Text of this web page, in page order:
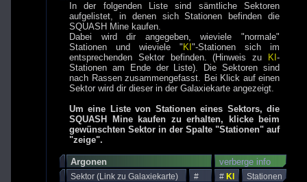
In der folgenden Liste sind sämtliche Sektoren
aufgelistet, in denen sich Stationen befinden die
SQUASH Mine kaufen.
Dabei wird dir angegeben, wieviele "normale"
Stationen und wieviele " KI "-Stationen sich im
entsprechenden Sektor befinden. (Hinweis zu
KI -
Stationen am Ende der Liste). Die Sektoren sind
nach Rassen zusammengefasst. Bei Klick auf einen
Sektor wird dir dieser in der Galaxiekarte angezeigt.
Um eine Liste von Stationen eines Sektors, die
SQUASH Mine kaufen zu erhalten, klicke beim
gewünschten Sektor in der Spalte "Stationen" auf
"zeige".
Argonen verberge info
Sektor (Link zu Galaxiekarte) # # KI Stationen